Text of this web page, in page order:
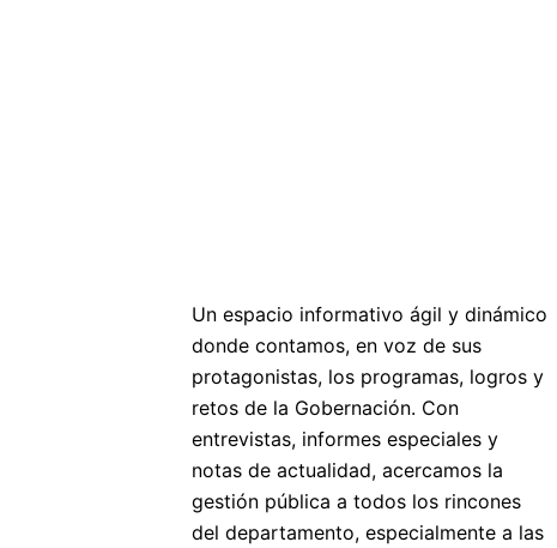
Un espacio informativo ágil y dinámico
donde contamos, en voz de sus
protagonistas, los programas, logros y
retos de la Gobernación. Con
entrevistas, informes especiales y
notas de actualidad, acercamos la
gestión pública a todos los rincones
del departamento, especialmente a las